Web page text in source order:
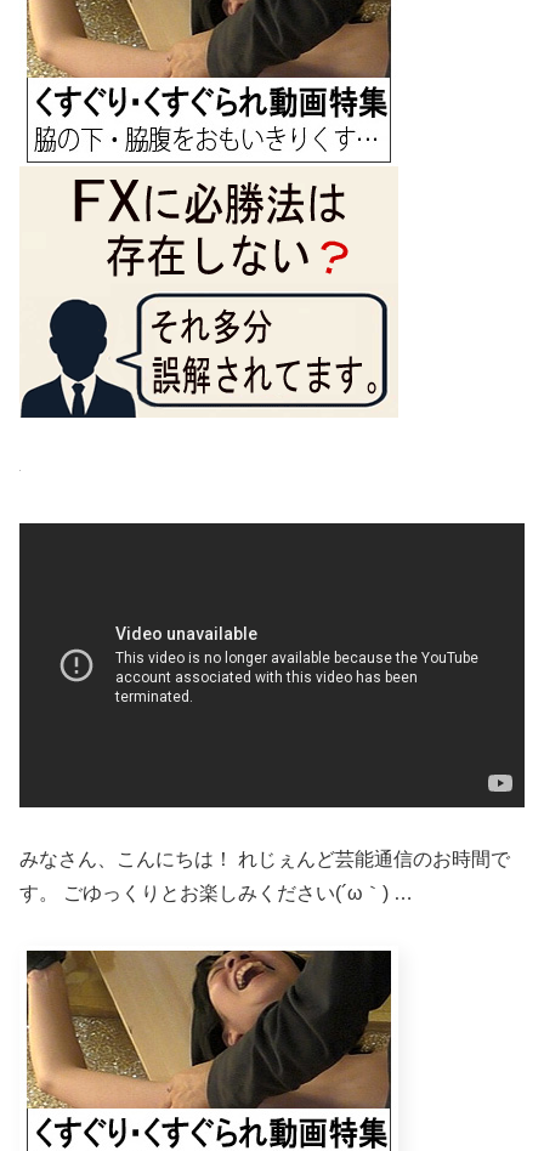
みなさん、こんにちは！ れじぇんど芸能通信のお時間で
す。 ごゆっくりとお楽しみください(´ω｀) …